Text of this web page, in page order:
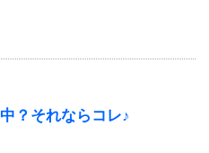
？それならコレ♪